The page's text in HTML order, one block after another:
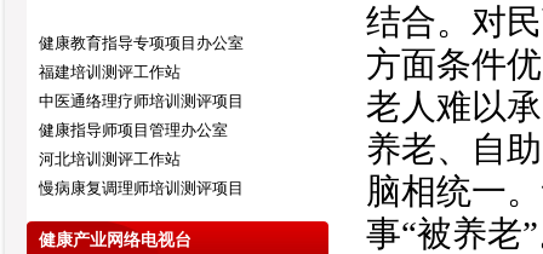
健康教育指导专项项目办公室
福建培训测评工作站
中医通络理疗师培训测评项目
健康指导师项目管理办公室
河北培训测评工作站
慢病康复调理师培训测评项目
健康产业网络电视台
结合。对
方面条件
老人难以
养老、自
脑相统一
事“被养老